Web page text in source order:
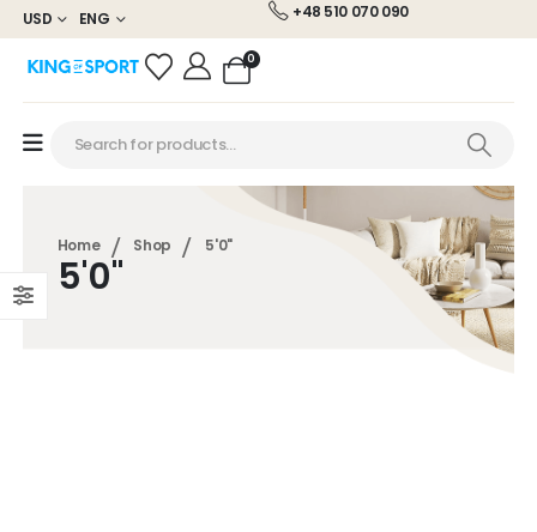
USD ENG +48 510 070 090
0
Home Shop 5'0"
5'0"